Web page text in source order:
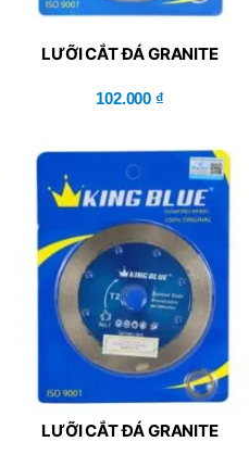
LƯỠI CẮT ĐÁ GRANITE
102.000 ₫
LƯỠI CẮT ĐÁ GRANITE